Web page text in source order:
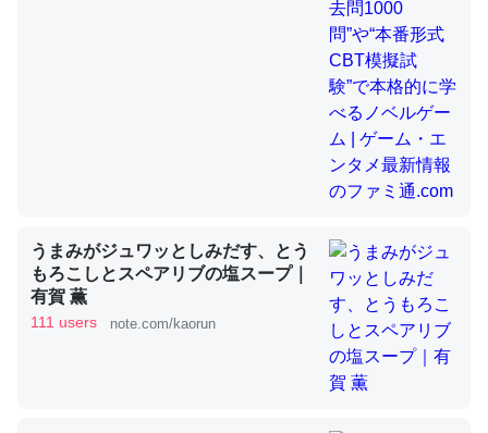
昆虫ってカルシウム少ないのか。知らんかった。調べたら
コオロギのカルシウム分はエビの600分の1程度。
─ニュース :: 【研究発表】昆虫学の大問題＝「昆虫はなぜ海にいな
論文では「淡水はカルシウムも酸素も不足してて両方に不
利だから両方が拮抗してるのでは」とあって面白い。海に
いる鋏角類（カブトガニ・ウミグモ）はカルシウムを使わ
ずキチンを強化してる筈だが、酵素が違うのか？
─ニュース :: 【研究発表】昆虫学の大問題＝「昆虫はなぜ海にいな
うまみがジュワッとしみだす、とう
もろこしとスペアリブの塩スープ｜
有賀 薫
111 users note.com/kaorun